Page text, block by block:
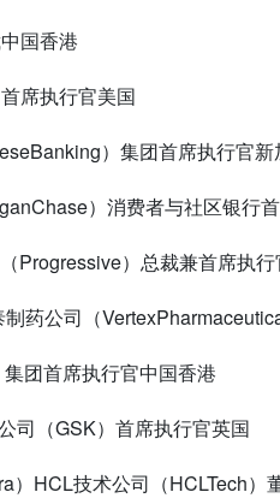
国香港
席执行官美国
）集团首席执行官新
）消费者与社区银行
Progressive）总裁兼首席执
制药公司（
集团首席执行官中国香港
司（GSK）首席执行官英国
） HCL技术公司（HCLTech）